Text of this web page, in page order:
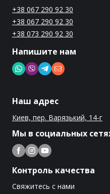
+38 067 290 92 30
+38 067 290 92 30
+38 073 290 92 30
Напишите нам
Наш адрес
Киев, пер. Варязький, 14-г
Мы в социальных
Контроль качества
Свяжитесь с нами